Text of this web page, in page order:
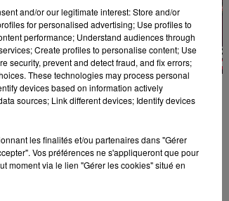
and/or our legitimate interest: Store and/or
for personalised advertising; Use profiles to
performance; Understand audiences through
Create profiles to personalise content; Use
security, prevent and detect fraud, and fix errors;
These technologies may process personal
devices based on information actively
sources; Link different devices; Identify devices
les finalités et/ou partenaires dans "Gérer
Vos préférences ne s'appliqueront que pour
moment via le lien "Gérer les cookies" situé en